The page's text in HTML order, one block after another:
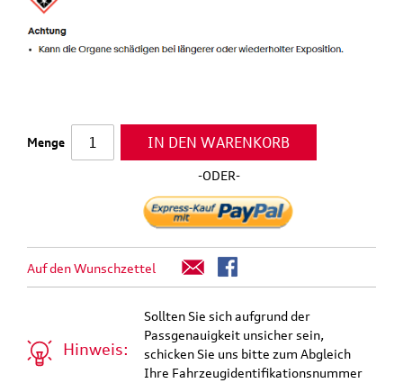
Menge IN DEN WARENKORB
-ODER-
Auf den Wunschzettel
Hinweis:
Sollten Sie sich aufgrund der
Passgenauigkeit unsicher sein,
schicken Sie uns bitte zum Abgleich
Ihre Fahrzeugidentifikationsnummer